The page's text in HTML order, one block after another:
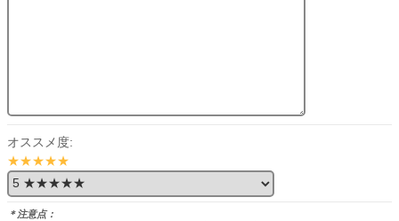
オススメ度:
★★★★★
＊注意点：